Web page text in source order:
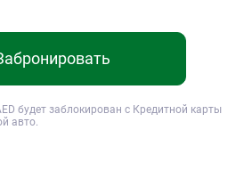
будет заблокирован с Кредитной карты
авто.